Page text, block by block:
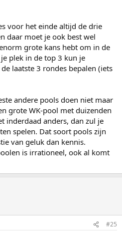
voor het einde altijd de drie
daar moet je ook best wel
grote kans hebt om in de
plek in de top 3 kun je
laatste 3 rondes bepalen (iets
andere pools doen niet maar
grote WK-pool met duizenden
inderdaad anders, dan zul je
spelen. Dat soort pools zijn
van geluk dan kennis.
is irrationeel, ook al komt
#25